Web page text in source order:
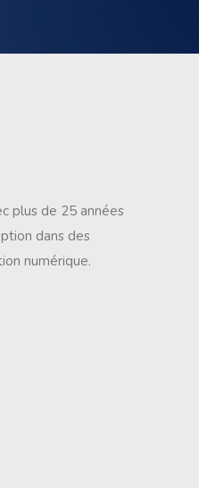
plus de 25 années
dans des
numérique.